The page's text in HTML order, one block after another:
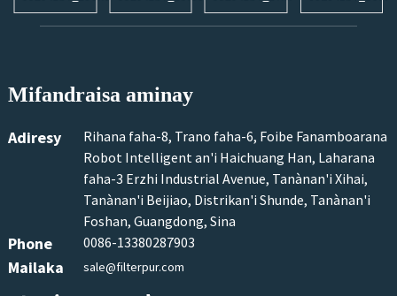
Mifandraisa aminay
Adiresy
Rihana faha-8, Trano faha-6, Foibe Fanamboarana
Robot Intelligent an'i Haichuang Han, Laharana
faha-3 Erzhi Industrial Avenue, Tanànan'i Xihai,
Tanànan'i Beijiao, Distrikan'i Shunde, Tanànan'i
Foshan, Guangdong, Sina
Phone 0086-13380287903
Mailaka sale@filterpur.com